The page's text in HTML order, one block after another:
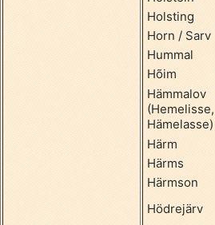
Holsting
Horn / Sarv
Hummal
Hõim
Hämmalov
(Hemelisse,
Hämelasse)
Härm
Härms
Härmson
Hödrejärv